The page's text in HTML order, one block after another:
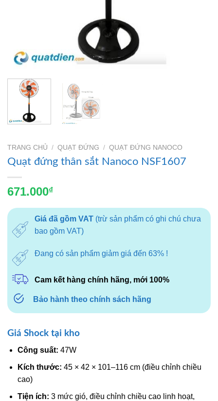
TRANG CHỦ / QUẠT ĐỨNG / QUẠT ĐỨNG NANOCO
Quạt đứng thân sắt Nanoco NSF1607
671.000₫
Giá đã gồm VAT(trừ sản phẩm có ghi chú chưa
bao gồm VAT)
Đang có sản phẩm giảm giá đến 63% !
Cam kết hàng chính hãng, mới 100%
Bảo hành theo chính sách hãng
Giá Shock tại kho
Công suất: 47W
Kích thước: 45 × 42 × 101–116 cm (điều chỉnh chiều
cao)
Tiện ích: 3 mức gió, điều chỉnh chiều cao linh hoạt,